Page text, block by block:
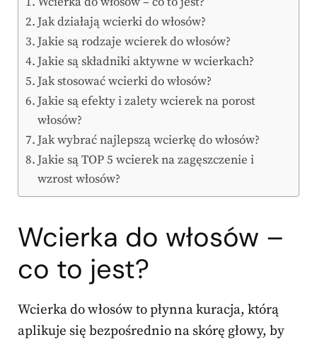
Jak działają wcierki do włosów?
Jakie są rodzaje wcierek do włosów?
Jakie są składniki aktywne w wcierkach?
Jak stosować wcierki do włosów?
Jakie są efekty i zalety wcierek na porost
włosów?
Jak wybrać najlepszą wcierkę do włosów?
Jakie są TOP 5 wcierek na zagęszczenie i
wzrost włosów?
Wcierka do włosów –
co to jest?
Wcierka do włosów to płynna kuracja, którą
aplikuje się bezpośrednio na skórę głowy, by